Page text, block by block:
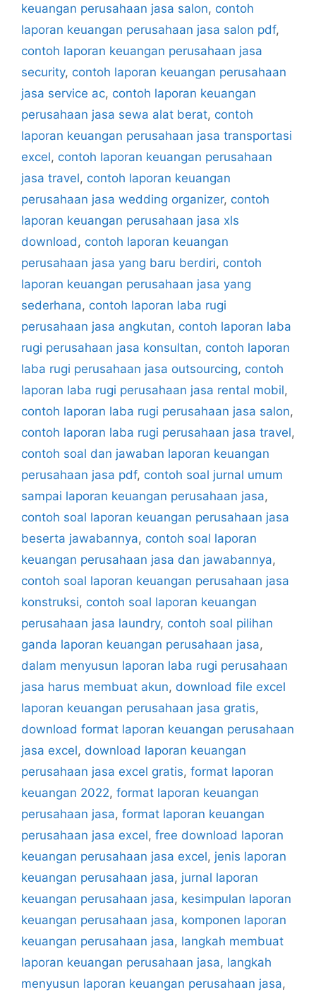
keuangan perusahaan jasa salon, contoh
laporan keuangan perusahaan jasa salon pdf,
contoh laporan keuangan perusahaan jasa
security, contoh laporan keuangan perusahaan
jasa service ac, contoh laporan keuangan
perusahaan jasa sewa alat berat, contoh
laporan keuangan perusahaan jasa transportasi
excel, contoh laporan keuangan perusahaan
jasa travel, contoh laporan keuangan
perusahaan jasa wedding organizer, contoh
laporan keuangan perusahaan jasa xls
download, contoh laporan keuangan
perusahaan jasa yang baru berdiri, contoh
laporan keuangan perusahaan jasa yang
sederhana, contoh laporan laba rugi
perusahaan jasa angkutan, contoh laporan laba
rugi perusahaan jasa konsultan, contoh laporan
laba rugi perusahaan jasa outsourcing, contoh
laporan laba rugi perusahaan jasa rental mobil,
contoh laporan laba rugi perusahaan jasa salon,
contoh laporan laba rugi perusahaan jasa travel,
contoh soal dan jawaban laporan keuangan
perusahaan jasa pdf, contoh soal jurnal umum
sampai laporan keuangan perusahaan jasa,
contoh soal laporan keuangan perusahaan jasa
beserta jawabannya, contoh soal laporan
keuangan perusahaan jasa dan jawabannya,
contoh soal laporan keuangan perusahaan jasa
konstruksi, contoh soal laporan keuangan
perusahaan jasa laundry, contoh soal pilihan
ganda laporan keuangan perusahaan jasa,
dalam menyusun laporan laba rugi perusahaan
jasa harus membuat akun, download file excel
laporan keuangan perusahaan jasa gratis,
download format laporan keuangan perusahaan
jasa excel, download laporan keuangan
perusahaan jasa excel gratis, format laporan
keuangan 2022, format laporan keuangan
perusahaan jasa, format laporan keuangan
perusahaan jasa excel, free download laporan
keuangan perusahaan jasa excel, jenis laporan
keuangan perusahaan jasa, jurnal laporan
keuangan perusahaan jasa, kesimpulan laporan
keuangan perusahaan jasa, komponen laporan
keuangan perusahaan jasa, langkah membuat
laporan keuangan perusahaan jasa, langkah
menyusun laporan keuangan perusahaan jasa,